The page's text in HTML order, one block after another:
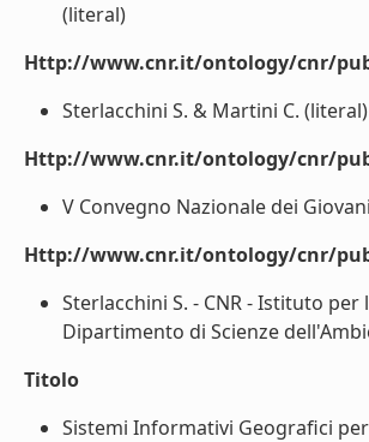
(literal)
Http://www.cnr.it/ontology/cnr/
Sterlacchini S. & Martini C. (literal)
Http://www.cnr.it/ontology/cnr/
V Convegno Nazionale dei
Http://www.cnr.it/ontology/cnr/
Sterlacchini S. - CNR - Istituto
Dipartimento di Scienze
Titolo
Sistemi Informativi Geografici